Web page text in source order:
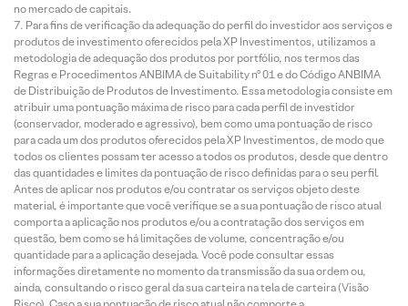
no mercado de capitais.
Para fins de verificação da adequação do perfil do investidor aos serviços e
produtos de investimento oferecidos pela XP Investimentos, utilizamos a
metodologia de adequação dos produtos por portfólio, nos termos das
Regras e Procedimentos ANBIMA de Suitability nº 01 e do Código ANBIMA
de Distribuição de Produtos de Investimento. Essa metodologia consiste em
atribuir uma pontuação máxima de risco para cada perfil de investidor
(conservador, moderado e agressivo), bem como uma pontuação de risco
para cada um dos produtos oferecidos pela XP Investimentos, de modo que
todos os clientes possam ter acesso a todos os produtos, desde que dentro
das quantidades e limites da pontuação de risco definidas para o seu perfil.
Antes de aplicar nos produtos e/ou contratar os serviços objeto deste
material, é importante que você verifique se a sua pontuação de risco atual
comporta a aplicação nos produtos e/ou a contratação dos serviços em
questão, bem como se há limitações de volume, concentração e/ou
quantidade para a aplicação desejada. Você pode consultar essas
informações diretamente no momento da transmissão da sua ordem ou,
ainda, consultando o risco geral da sua carteira na tela de carteira (Visão